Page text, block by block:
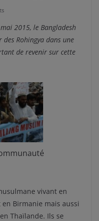
2015, le Bangladesh
des Rohingya dans une
de revenir sur cette
vivant en
Birmanie mais aussi
Thaïlande. Ils se